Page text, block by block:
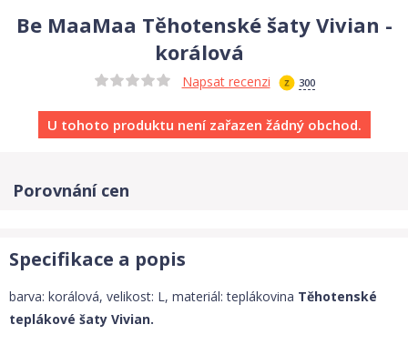
Be MaaMaa Těhotenské šaty Vivian -
korálová
Napsat recenzi 300
U tohoto produktu není zařazen žádný obchod.
Porovnání cen
Specifikace a popis
barva: korálová, velikost: L, materiál: teplákovina Těhotenské
teplákové šaty Vivian.